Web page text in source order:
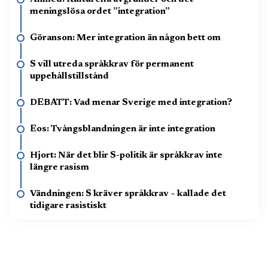
meningslösa ordet ”integration”
Göranson: Mer integration än någon bett om
S vill utreda språkkrav för permanent
uppehållstillstånd
DEBATT: Vad menar Sverige med integration?
Eos: Tvångsblandningen är inte integration
Hjort: När det blir S-politik är språkkrav inte
längre rasism
Vändningen: S kräver språkkrav – kallade det
tidigare rasistiskt